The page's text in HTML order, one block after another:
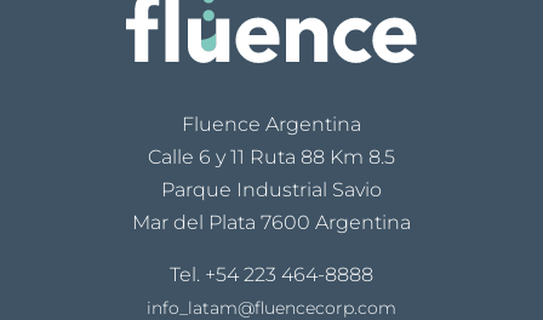
Fluence Argentina
Calle 6 y 11 Ruta 88 Km 8.5
Parque Industrial Savio
Mar del Plata 7600 Argentina
Tel. +54 223 464-8888
info_latam@fluencecorp.com